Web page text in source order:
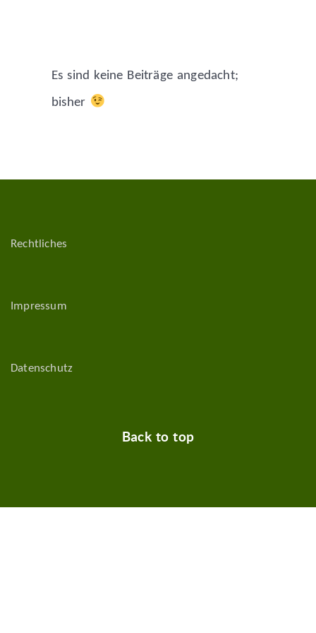
Es sind keine Beiträge angedacht;
bisher
Rechtliches
Impressum
Datenschutz
Back to top